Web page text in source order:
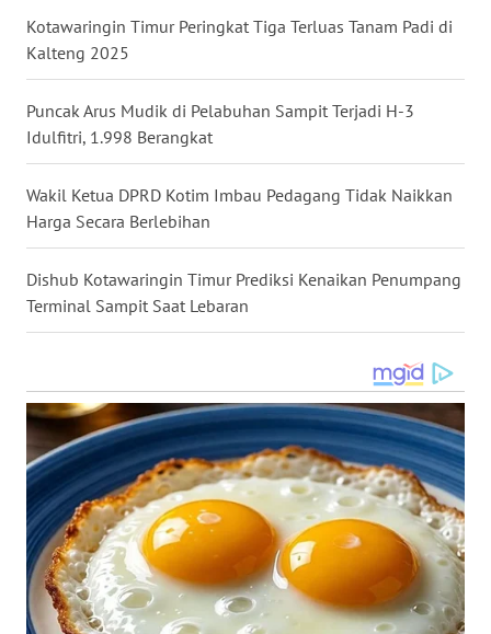
Kotawaringin Timur Peringkat Tiga Terluas Tanam Padi di
Kalteng 2025
Puncak Arus Mudik di Pelabuhan Sampit Terjadi H-3
Idulfitri, 1.998 Berangkat
Wakil Ketua DPRD Kotim Imbau Pedagang Tidak Naikkan
Harga Secara Berlebihan
Dishub Kotawaringin Timur Prediksi Kenaikan Penumpang
Terminal Sampit Saat Lebaran
WN
WN
GORONTALO
WN
SULUT
WN
MALUKU
WN
MALUT
WN
DAIRI
WN
DANAU
TOBA